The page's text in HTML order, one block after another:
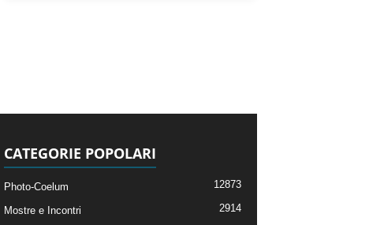
CATEGORIE POPOLARI
Photo-Coelum 12873
Mostre e Incontri 2914